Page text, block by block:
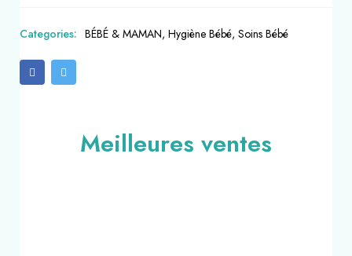
Categories: BÉBÉ & MAMAN, Hygiène Bébé, Soins Bébé
Meilleures ventes